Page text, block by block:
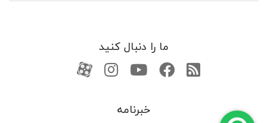
ما را دنبال کنید
RSSفیسبوکیوتیوبکانال آپارات
کانال آپارات
خبرنامه